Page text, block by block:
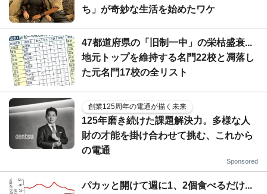
ち」が奇妙な生活を始めたワケ
47都道府県の「旧制一中」の栄枯盛衰...
地元トップを維持する名門22校と凋落し
た元名門17校の全リスト
創業125周年の電通が描く未来
125年磨き続けた課題解決力。多様な人
財の才能を掛け合わせて挑む、これから
の電通
Sponsored
パカッと開けて週に1、2個食べるだけ...